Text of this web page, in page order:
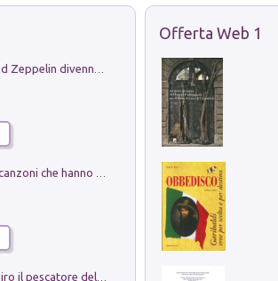
Klose dell'altro mondo. Miro il pescatore del goal
Offerta Web 1